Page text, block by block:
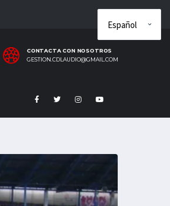
CONTACTA CON NOSOTROS
GESTION.CDLAUDIO@GMAIL.COM